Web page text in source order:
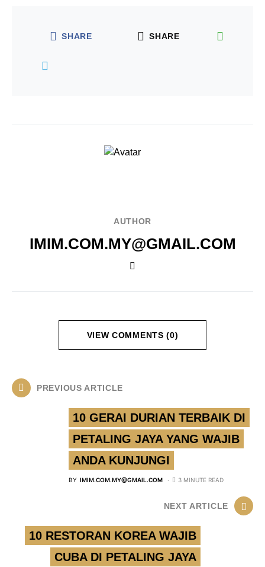
SHARE SHARE
AUTHOR
IMIM.COM.MY@GMAIL.COM
VIEW COMMENTS (0)
PREVIOUS ARTICLE
10 GERAI DURIAN TERBAIK DI
PETALING JAYA YANG WAJIB
ANDA KUNJUNGI
BY IMIM.COM.MY@GMAIL.COM 3 MINUTE READ
NEXT ARTICLE
10 RESTORAN KOREA WAJIB
CUBA DI PETALING JAYA